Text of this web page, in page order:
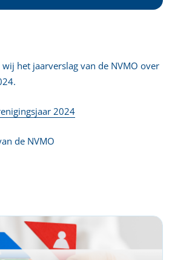
het jaarverslag van de NVMO over
2024
de NVMO